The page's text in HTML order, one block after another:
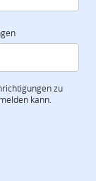
zu
kann.